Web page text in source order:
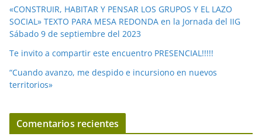
«CONSTRUIR, HABITAR Y PENSAR LOS GRUPOS Y EL LAZO
SOCIAL» TEXTO PARA MESA REDONDA en la Jornada del IIG
Sábado 9 de septiembre del 2023
Te invito a compartir este encuentro PRESENCIAL!!!!!
“Cuando avanzo, me despido e incursiono en nuevos
territorios»
Comentarios recientes